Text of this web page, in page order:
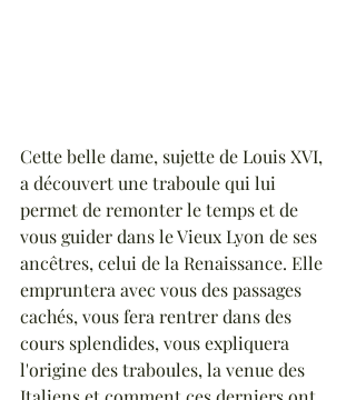
Cette belle dame, sujette de Louis XVI,
a découvert une traboule qui lui
permet de remonter le temps et de
vous guider dans le Vieux Lyon de ses
ancêtres, celui de la Renaissance. Elle
empruntera avec vous des passages
cachés, vous fera rentrer dans des
cours splendides, vous expliquera
l'origine des traboules, la venue des